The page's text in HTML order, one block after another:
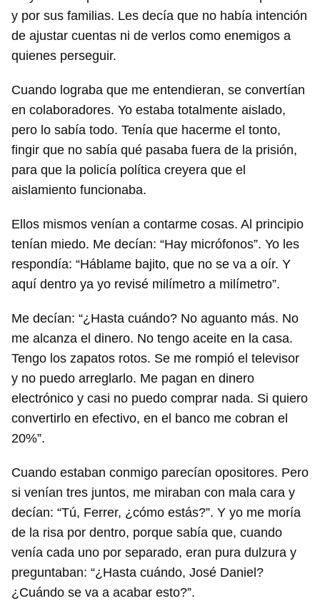
y por sus familias. Les decía que no había intención
de ajustar cuentas ni de verlos como enemigos a
quienes perseguir.
Cuando lograba que me entendieran, se convertían
en colaboradores. Yo estaba totalmente aislado,
pero lo sabía todo. Tenía que hacerme el tonto,
fingir que no sabía qué pasaba fuera de la prisión,
para que la policía política creyera que el
aislamiento funcionaba.
Ellos mismos venían a contarme cosas. Al principio
tenían miedo. Me decían: “Hay micrófonos”. Yo les
respondía: “Háblame bajito, que no se va a oír. Y
aquí dentro ya yo revisé milímetro a milímetro”.
Me decían: “¿Hasta cuándo? No aguanto más. No
me alcanza el dinero. No tengo aceite en la casa.
Tengo los zapatos rotos. Se me rompió el televisor
y no puedo arreglarlo. Me pagan en dinero
electrónico y casi no puedo comprar nada. Si quiero
convertirlo en efectivo, en el banco me cobran el
20%”.
Cuando estaban conmigo parecían opositores. Pero
si venían tres juntos, me miraban con mala cara y
decían: “Tú, Ferrer, ¿cómo estás?”. Y yo me moría
de la risa por dentro, porque sabía que, cuando
venía cada uno por separado, eran pura dulzura y
preguntaban: “¿Hasta cuándo, José Daniel?
¿Cuándo se va a acabar esto?”.